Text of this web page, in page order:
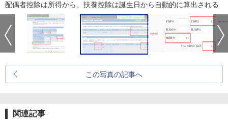
配偶者控除は所得から、扶養控除は誕生日から自動的に算出される
この写真の記事へ
関連記事